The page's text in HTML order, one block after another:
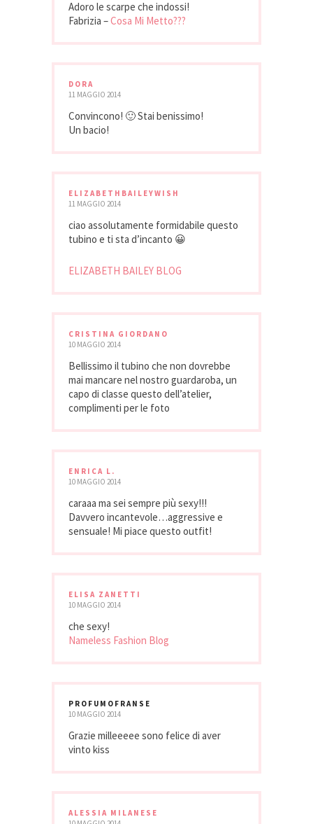
Adoro le scarpe che indossi!
Fabrizia –Cosa Mi Metto???
DORA
11 MAGGIO 2014
Convincono! 🙂 Stai benissimo!
Un bacio!
ELIZABETHBAILEYWISH
11 MAGGIO 2014
ciao assolutamente formidabile questo
tubino e ti sta d’incanto 😀
ELIZABETH BAILEY BLOG
CRISTINA GIORDANO
10 MAGGIO 2014
Bellissimo il tubino che non dovrebbe
mai mancare nel nostro guardaroba, un
capo di classe questo dell’atelier,
complimenti per le foto
ENRICA L.
10 MAGGIO 2014
caraaa ma sei sempre più sexy!!!
Davvero incantevole…aggressive e
sensuale! Mi piace questo outfit!
ELISA ZANETTI
10 MAGGIO 2014
che sexy!
Nameless Fashion Blog
PROFUMOFRANSE
10 MAGGIO 2014
Grazie milleeeee sono felice di aver
vinto kiss
ALESSIA MILANESE